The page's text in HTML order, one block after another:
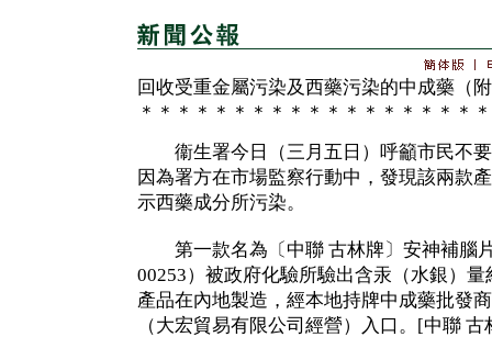
回收受重金屬污染及西藥污染的中成藥（
＊＊＊＊＊＊＊＊＊＊＊＊＊＊＊＊＊＊
衞生署今日（三月五日）呼籲市民不要
因為署方在市場監察行動中，發現該兩款
示西藥成分所污染。
第一款名為〔中聯 古林牌〕安神補腦
00253）被政府化驗所驗出含汞（水銀）
產品在內地製造，經本地持牌中成藥批發
（大宏貿易有限公司經營）入口。[中聯